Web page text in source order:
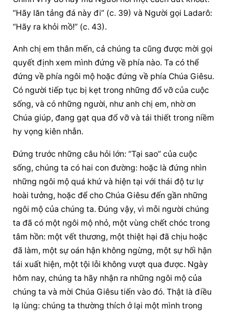
“Hãy lăn tảng đá này đi” (c. 39) và Người gọi Ladarô:
“Hãy ra khỏi mồ!” (c. 43).
Anh chị em thân mến, cả chúng ta cũng được mời gọi
quyết định xem mình đứng về phía nào. Ta có thể
đứng về phía ngôi mộ hoặc đứng về phía Chúa Giêsu.
Có người tiếp tục bị kẹt trong những đổ vỡ của cuộc
sống, và có những người, như anh chị em, nhờ ơn
Chúa giúp, đang gạt qua đổ vỡ và tái thiết trong niềm
hy vọng kiên nhẫn.
Đứng trước những câu hỏi lớn: “Tại sao” của cuộc
sống, chúng ta có hai con đường: hoặc là đứng nhìn
những ngôi mộ quá khứ và hiện tại với thái độ tư lự
hoài tưởng, hoặc để cho Chúa Giêsu đến gần những
ngôi mộ của chúng ta. Đúng vậy, vì mỗi người chúng
ta đã có một ngôi mộ nhỏ, một vùng chết chóc trong
tâm hồn: một vết thương, một thiệt hại đã chịu hoặc
đã làm, một sự oán hận không ngừng, một sự hối hận
tái xuất hiện, một tội lỗi không vượt qua được. Ngày
hôm nay, chúng ta hãy nhận ra những ngôi mộ của
chúng ta và mời Chúa Giêsu tiến vào đó. Thật là điều
lạ lùng: chúng ta thường thích ở lại một mình trong